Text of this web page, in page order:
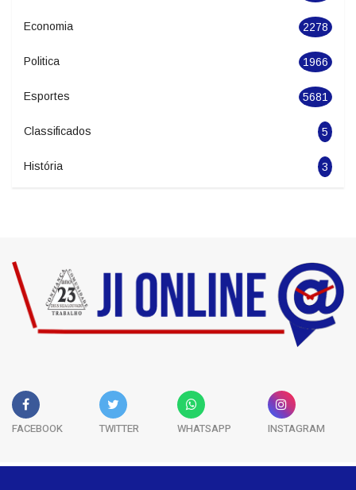
Geral 2846
Seguranca 1627
Economia 2278
Politica 1966
Esportes 5681